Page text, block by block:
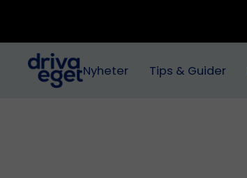
Nyheter Tips & Guider